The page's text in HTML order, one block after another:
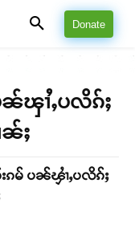
Donate
ၼ်ၾၢႆႇပလိၵ်ႈ
ႈ
းၵမ် ပၼ်ၾၢႆႇပလိၵ်ႈ